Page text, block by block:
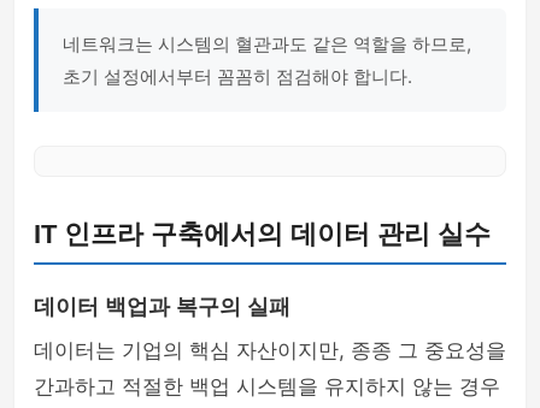
네트워크는 시스템의 혈관과도 같은 역할을 하므로,
초기 설정에서부터 꼼꼼히 점검해야 합니다.
IT 인프라 구축에서의 데이터 관리 실수
데이터 백업과 복구의 실패
데이터는 기업의 핵심 자산이지만, 종종 그 중요성을
간과하고 적절한 백업 시스템을 유지하지 않는 경우